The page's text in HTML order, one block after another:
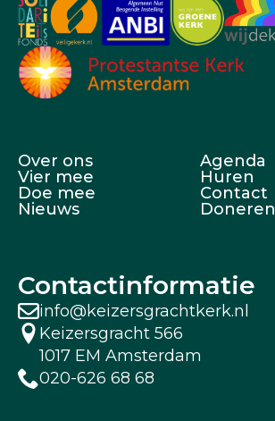
Over ons
Vier mee
Doe mee
Nieuws
Agenda
Huren
Contact
Doneren
Contactinformatie
info@keizersgrachtkerk.nl
Keizersgracht 566
1017 EM Amsterdam
020-626 68 68